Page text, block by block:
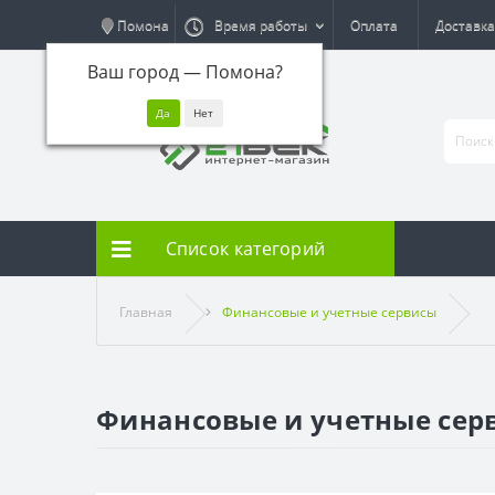
Помона
Ваш город — Помона?
Время работы Оплата Доставка
Список категорий
Главная Финансовые и учетные сервисы
Финансовые и учетные